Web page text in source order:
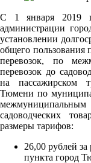
С 1 января 2019
администрации
установлении
общего
перевозок, по
перевозок до
на пассажирском
Тюмени по
садоводческих
размеры тарифов:
26,00 рублей
пункта город